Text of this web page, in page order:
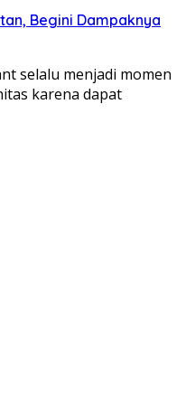
Begini Dampaknya
selalu menjadi momen
karena dapat